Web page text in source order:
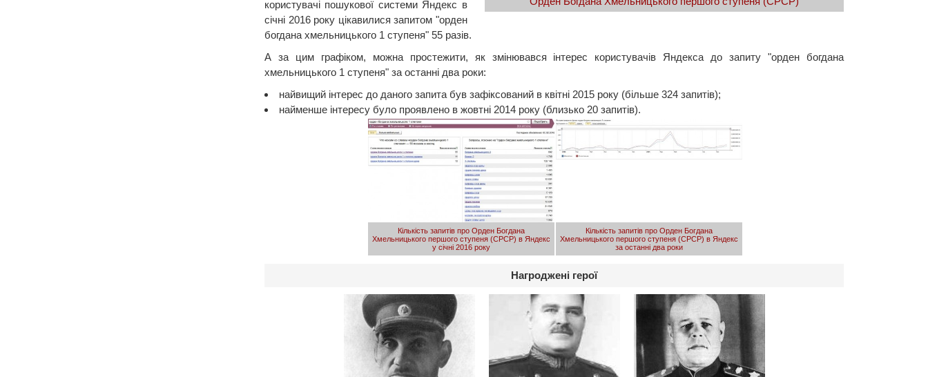
користувачі пошукової системи Яндекс в
січні 2016 року цікавилися запитом "орден
богдана хмельницького 1 ступеня" 55 разів.
А за цим графіком, можна простежити, як змінювався інтерес користувачів Яндекса до запиту "орден богдана
хмельницького 1 ступеня" за останні два роки:
найвищий інтерес до даного запита був зафіксований в квітні 2015 року (більше 324 запитів);
найменше інтересу було проявлено в жовтні 2014 року (близько 20 запитів).
Кількість запитів про Орден Богдана
Хмельницького першого ступеня (СРСР) в Яндекс
у січні 2016 року
Кількість запитів про Орден Богдана
Хмельницького першого ступеня (СРСР) в Яндекс
за останні два роки
Нагроджені герої